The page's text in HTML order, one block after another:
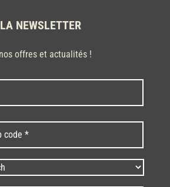
NEWSLETTER
offres et actualités !
Nom